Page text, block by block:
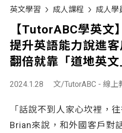
英文學習 成人課程 成人學
【TutorABC學英文
提升英語能力說進
翻倍就靠「道地英文
2024.1.28 文/TutorABC - 線上
「話說不到人家心坎裡，
Brian來說，和外國客戶對